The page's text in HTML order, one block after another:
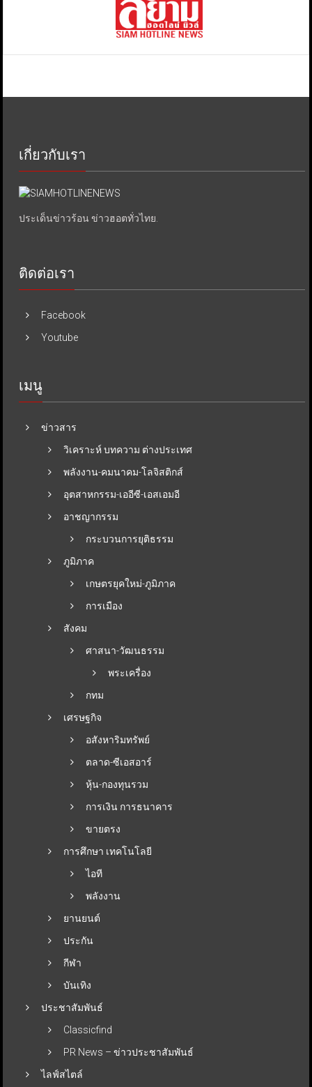
เกี่ยวกับเรา
ประเด็นข่าวร้อน ข่าวฮอตทั่วไทย.
ติดต่อเรา
Facebook
Youtube
เมนู
ข่าวสาร
วิเคราะห์ บทความ ต่างประเทศ
พลังงาน-คมนาคม-โลจิสติกส์
อุตสาหกรรม-เออีซี-เอสเอมอี
อาชญากรรม
กระบวนการยุติธรรม
ภูมิภาค
เกษตรยุคใหม่-ภูมิภาค
การเมือง
สังคม
ศาสนา-วัฒนธรรม
พระเครื่อง
กทม
เศรษฐกิจ
อสังหาริมทรัพย์
ตลาด-ซีเอสอาร์
หุ้น-กองทุนรวม
การเงิน การธนาคาร
ขายตรง
การศึกษา เทคโนโลยี
ไอที
พลังงาน
ยานยนต์
ประกัน
กีฬา
บันเทิง
ประชาสัมพันธ์
Classicfind
PR News – ข่าวประชาสัมพันธ์
ไลฟ์สไตล์